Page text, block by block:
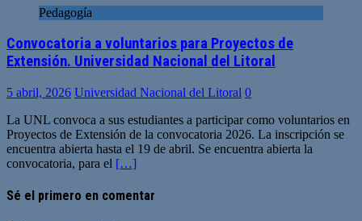
Pedagogía
Convocatoria a voluntarios para Proyectos de
Extensión. Universidad Nacional del Litoral
5 abril, 2026 Universidad Nacional del Litoral 0
La UNL convoca a sus estudiantes a participar como voluntarios en
Proyectos de Extensión de la convocatoria 2026. La inscripción se
encuentra abierta hasta el 19 de abril. Se encuentra abierta la
convocatoria, para el […]
Sé el primero en comentar